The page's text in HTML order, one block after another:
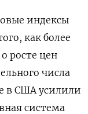
индексы
как более
росте цен
числа
в США усилили
система